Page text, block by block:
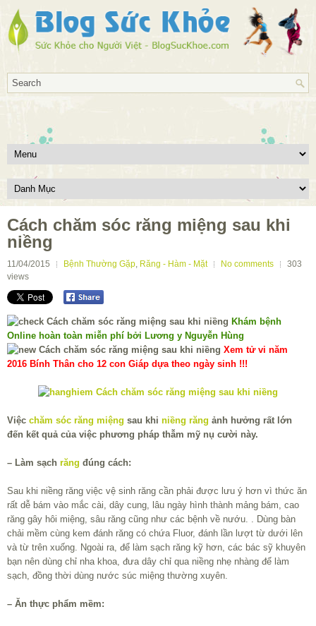
Cách chăm sóc răng miệng sau khi
niềng
11/04/2015 Bệnh Thường Gặp, Răng - Hàm - Mặt No comments
303
views
Khám bệnh
Online hoàn toàn miễn phí bởi Lương y Nguyễn Hùng
Xem tử vi năm
2016 Bính Thân cho 12 con Giáp dựa theo ngày sinh !!!
Việc chăm sóc răng miệng sau khi niềng răng ảnh hưởng rất lớn
đến kết quả của việc phương pháp thẫm mỹ nụ cười này.
– Làm sạch răng đúng cách:
Sau khi niềng răng việc vệ sinh răng cần phải được lưu ý hơn vì thức ăn
rất dễ bám vào mắc cài, dây cung, lâu ngày hình thành mảng bám, cao
răng gây hôi miệng, sâu răng cũng như các bệnh về nướu. . Dùng bàn
chải mềm cùng kem đánh răng có chứa Fluor, đánh lần lượt từ dưới lên
và từ trên xuống. Ngoài ra, để làm sạch răng kỹ hơn, các bác sỹ khuyên
bạn nên dùng chỉ nha khoa, đưa dây chỉ qua niềng nhẹ nhàng để làm
sạch, đồng thời dùng nước súc miệng thường xuyên.
– Ăn thực phẩm mềm: